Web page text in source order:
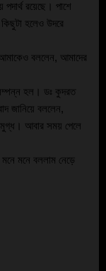
রয়েছে। পাশে
হলেও উদরে
আমাকেও বললেন, আমাদের
সম্পন্ন হল। ডঃ কুদরত
জানিয়ে বললেন,
আবার সময় পেলে
মনে বললাম নেড়ে